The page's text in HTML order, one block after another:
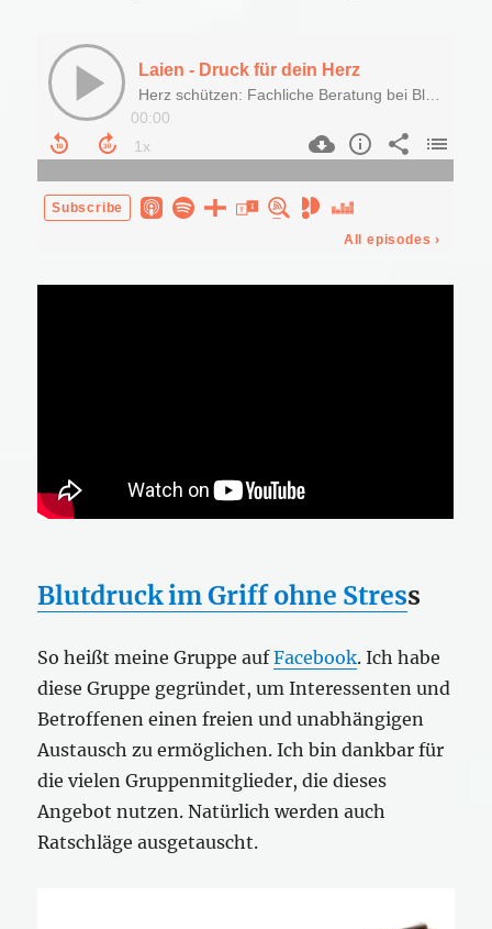
Blutdruck im Griff ohne Stress
So heißt meine Gruppe aufFacebook. Ich habe
diese Gruppe gegründet, um Interessenten und
Betroffenen einen freien und unabhängigen
Austausch zu ermöglichen. Ich bin dankbar für
die vielen Gruppenmitglieder, die dieses
Angebot nutzen. Natürlich werden auch
Ratschläge ausgetauscht.